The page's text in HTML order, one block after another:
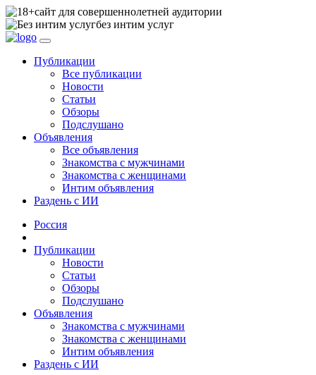
сайт для совершеннолетней аудитории
без интим услуг
Публикации
Все публикации
Новости
Статьи
Обзоры
Подслушано
Объявления
Все объявления
Знакомства с мужчинами
Знакомства с женщинами
Интим объявления
Раздень с ИИ
Россия
Публикации
Новости
Статьи
Обзоры
Подслушано
Объявления
Знакомства с мужчинами
Знакомства с женщинами
Интим объявления
Раздень с ИИ